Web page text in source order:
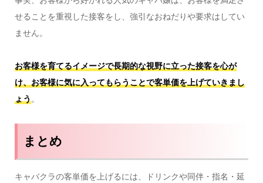
せることを重視した接客をし、強引なおねだりや要求はしてい
ません。
お客様を育てるイメージで長期的な視野に立った接客を心が
け、お客様に気に入ってもらうことで客単価を上げていきまし
ょう。
まとめ
キャバクラの客単価を上げるには、ドリンクや同伴・指名・延